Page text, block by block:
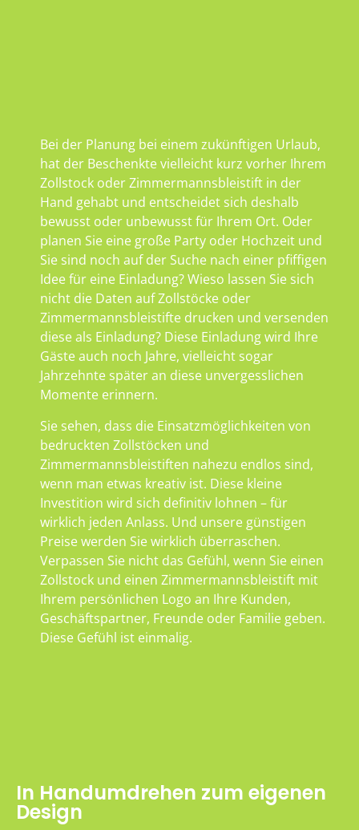
Bei der Planung bei einem zukünftigen Urlaub,
hat der Beschenkte vielleicht kurz vorher Ihrem
Zollstock oder Zimmermannsbleistift in der
Hand gehabt und entscheidet sich deshalb
bewusst oder unbewusst für Ihrem Ort. Oder
planen Sie eine große Party oder Hochzeit und
Sie sind noch auf der Suche nach einer pfiffigen
Idee für eine Einladung? Wieso lassen Sie sich
nicht die Daten auf Zollstöcke oder
Zimmermannsbleistifte drucken und versenden
diese als Einladung? Diese Einladung wird Ihre
Gäste auch noch Jahre, vielleicht sogar
Jahrzehnte später an diese unvergesslichen
Momente erinnern.
Sie sehen, dass die Einsatzmöglichkeiten von
bedruckten Zollstöcken und
Zimmermannsbleistiften nahezu endlos sind,
wenn man etwas kreativ ist. Diese kleine
Investition wird sich definitiv lohnen – für
wirklich jeden Anlass. Und unsere günstigen
Preise werden Sie wirklich überraschen.
Verpassen Sie nicht das Gefühl, wenn Sie einen
Zollstock und einen Zimmermannsbleistift mit
Ihrem persönlichen Logo an Ihre Kunden,
Geschäftspartner, Freunde oder Familie geben.
Diese Gefühl ist einmalig.
In Handumdrehen zum eigenen
Design